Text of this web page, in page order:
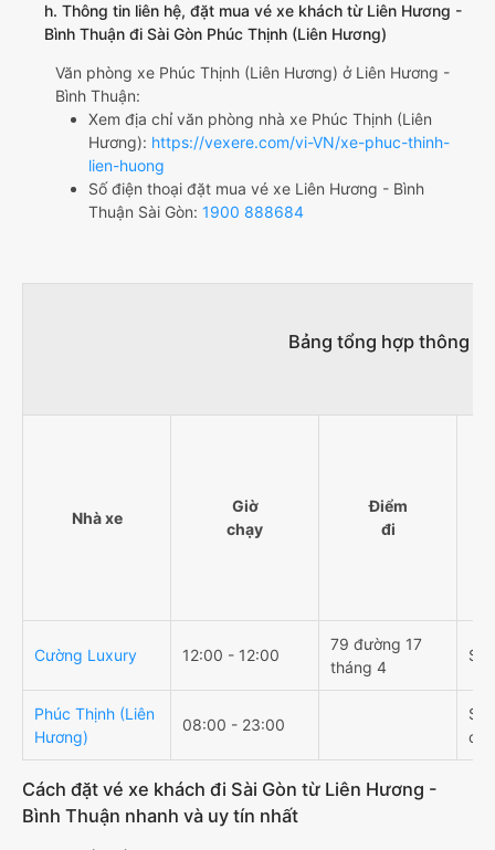
h. Thông tin liên hệ, đặt mua vé xe khách từ Liên Hương -
Bình Thuận đi Sài Gòn Phúc Thịnh (Liên Hương)
Văn phòng xe Phúc Thịnh (Liên Hương) ở Liên Hương -
Bình Thuận:
Xem địa chỉ văn phòng nhà xe Phúc Thịnh (Liên
Hương): https://vexere.com/vi-VN/xe-phuc-thinh-
lien-huong
Số điện thoại đặt mua vé xe Liên Hương - Bình
Thuận Sài Gòn: 1900 888684
Bảng tổng hợp thông
Nhà xe
Giờ
chạy
Điểm
đi
Cường Luxury 12:00 - 12:00
79 đường 17
tháng 4
Sài
Phúc Thịnh (Liên
Hương)
08:00 - 23:00
cột
Cách đặt vé xe khách đi Sài Gòn từ Liên Hương -
Bình Thuận nhanh và uy tín nhất